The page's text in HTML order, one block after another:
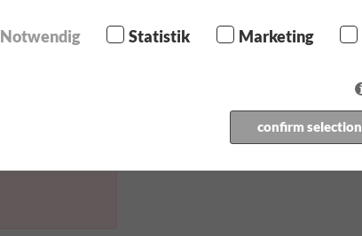
Notwendig Statistik Marketing
confirm selection